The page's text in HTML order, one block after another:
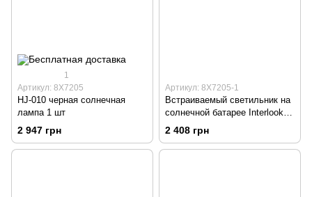
1
Артикул: 8X7205
HJ-010 черная солнечная
лампа 1 шт
2 947 грн
Артикул: 8X7205-1
Встраиваемый светильник на
солнечной батарее Interlook,
черный, 17 см, 1 шт.
2 408 грн